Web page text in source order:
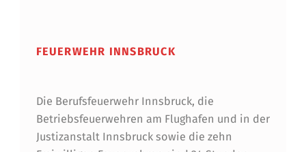
FEUERWEHR INNSBRUCK
Die Berufsfeuerwehr Innsbruck, die
Betriebsfeuerwehren am Flughafen und in der
Justizanstalt Innsbruck sowie die zehn